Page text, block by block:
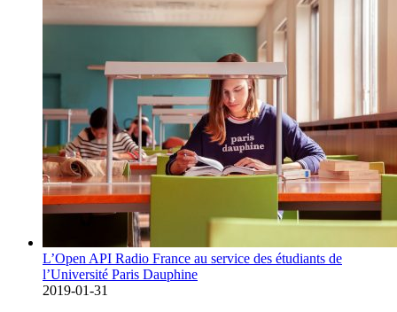
L’Open API Radio France au service des étudiants de
l’Université Paris Dauphine
2019-01-31